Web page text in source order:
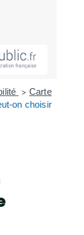
> Carte
on choisir